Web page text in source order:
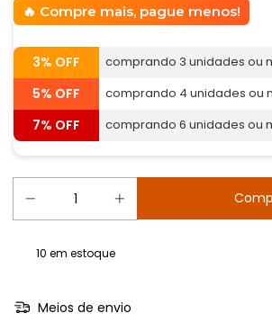
Compre mais, pague menos!
3% OFF comprando 3 unidades ou
5% OFF comprando 4 unidades ou
7% OFF comprando 6 unidades ou
10 em estoque
Meios de envio